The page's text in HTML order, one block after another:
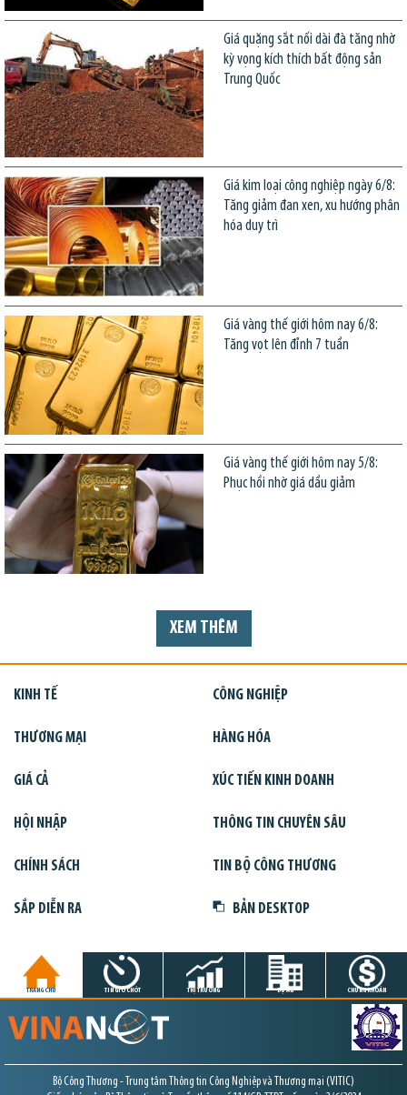
Giá quặng sắt nối dài đà tăng nhờ
kỳ vọng kích thích bất động sản
Trung Quốc
Giá kim loại công nghiệp ngày 6/8:
Tăng giảm đan xen, xu hướng phân
hóa duy trì
Giá vàng thế giới hôm nay 6/8:
Tăng vọt lên đỉnh 7 tuần
Giá vàng thế giới hôm nay 5/8:
Phục hồi nhờ giá dầu giảm
XEM THÊM
KINH TẾ CÔNG NGHIỆP
THƯƠNG MẠI HÀNG HÓA
GIÁ CẢ XÚC TIẾN KINH DOANH
HỘI NHẬP THÔNG TIN CHUYÊN SÂU
CHÍNH SÁCH TIN BỘ CÔNG THƯƠNG
SẮP DIỄN RA BẢN DESKTOP
TRANG CHỦ TIN GIỜ CHÓT THỊ TRƯỜNG DỰ ÁN CHỨNG KHOÁN
Bộ Công Thương - Trung tâm Thông tin Công Nghiệp và Thương mại (VITIC)